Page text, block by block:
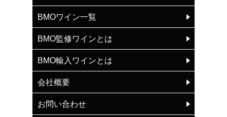
BMOワイン一覧
BMO監修ワインとは
BMO輸入ワインとは
会社概要
お問い合わせ